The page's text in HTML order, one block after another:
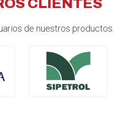
CLIENTES
de nuestros productos.